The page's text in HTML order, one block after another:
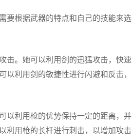
要根据武器的特点和自己的技能来选
击。她可以利用剑的迅猛攻击，快速
利用剑的敏捷性进行闪避和反击，
以利用枪的优势保持一定的距离，并
利用枪的长杆进行刺击，以增加攻击